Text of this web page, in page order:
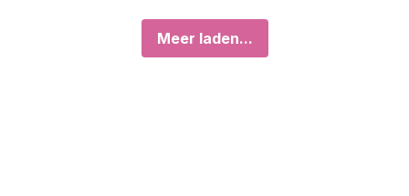
Meer laden...